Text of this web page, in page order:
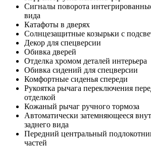
Сигналы поворота
вида
Катафоты в дверях
Солнцезащитные козырьки с
Декор для спецверсии
Обивка дверей
Отделка хромом деталей интерьера
Обивка сидений для спецверсии
Комфортные сиденья спереди
Рукоятка рычага переключения
отделкой
Кожаный рычаг ручного тормоза
Автоматически затемняющееся
заднего вида
Передний центральный
частей